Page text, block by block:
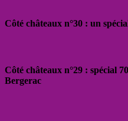
Côté châteaux n°30 : un
Côté châteaux n°29 : spécial
Bergerac